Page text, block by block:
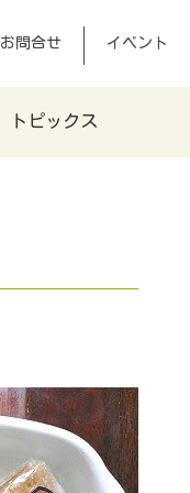
お問合せ イベント
トピックス